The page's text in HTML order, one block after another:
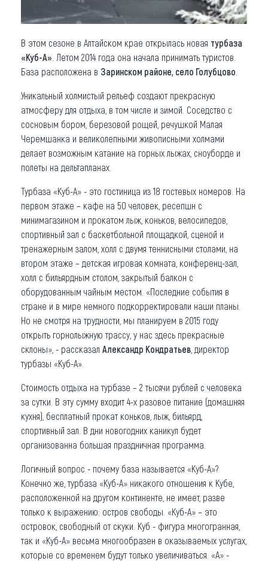
В этом сезоне в Алтайском крае открылась новая турбаза
«Куб-А» . Летом 2014 года она начала принимать туристов.
База расположена в Заринском районе, село Голубцово
Уникальный холмистый рельеф создают прекрасную
атмосферу для отдыха, в том числе и зимой. Соседство с
сосновым бором, березовой рощей, речушкой Малая
Черемшанка и великолепными живописными холмами
делает возможным катание на горных лыжах, сноуборде и
полеты на дельтапланах.
Турбаза «Куб-А» - это гостиница из 18 гостевых номеров. На
первом этаже – кафе на 50 человек, ресепшн с
минимагазином и прокатом лыж, коньков, велосипедов,
спортивный зал с баскетбольной площадкой, сценой и
тренажерным залом, холл с двумя теннисными столами, на
втором этаже – детская игровая комната, конференц-зал,
холл с бильярдным столом, закрытый балкон с
оборудованным чайным местом. «Последние события в
стране и в мире немного подкорректировали наши планы.
Но не смотря на трудности, мы планируем в 2015 году
открыть горнолыжную трассу, у нас здесь прекрасные
склоны», - рассказал Александр Кондратьев , директор
турбазы «Куб-А».
Стоимость отдыха на турбазе – 2 тысячи рублей с человека
за сутки. В эту сумму входит 4-х разовое питание (домашняя
кухня), бесплатный прокат коньков, лыж, бильярд,
спортивный зал. В дни новогодних каникул будет
организованна большая праздничная программа.
Логичный вопрос - почему база называется «Куб-А»?
Конечно же, турбаза «Куб-А» никакого отношения к Кубе,
расположенной на другом континенте, не имеет, разве
только к выражению: остров свободы. «Куб-А» – это
островок, свободный от скуки. Куб - фигура многогранная,
так и «Куб-А» весьма многообразен в оказываемых услугах,
которые со временем будут только увеличиваться. «А» -